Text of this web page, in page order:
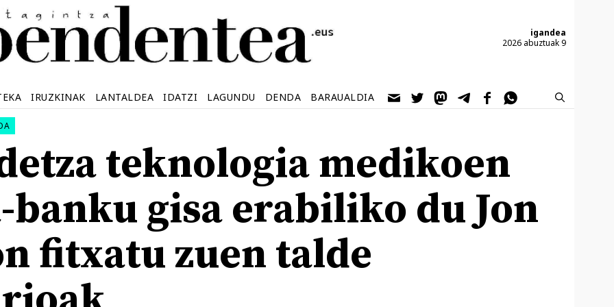
igandea
2026 abuztuak 9
IRUZKINAK LANTALDEA IDATZI LAGUNDU DENDA BARAUALDIA
teknologia medikoen
gisa erabiliko du Jon
fitxatu zuen talde